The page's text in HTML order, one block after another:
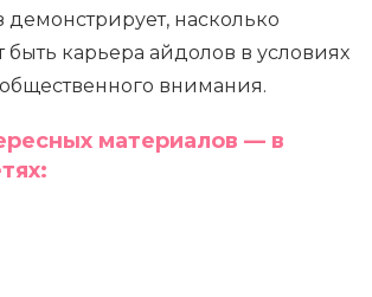
насколько
карьера айдолов в условиях
внимания.
материалов — в